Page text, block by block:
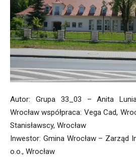
Autor: Grupa 33_03 – Anita
Wrocław współpraca: Vega Cad,
Stanisławscy, Wrocław
Inwestor: Gmina Wrocław – Zarząd
o.o., Wrocław